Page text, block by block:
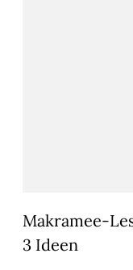
Makramee-
3 Ideen